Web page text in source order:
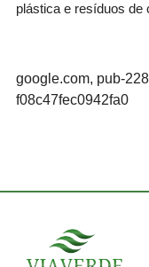
plástica e resíduos
google.com, pub-
f08c47fec0942fa0